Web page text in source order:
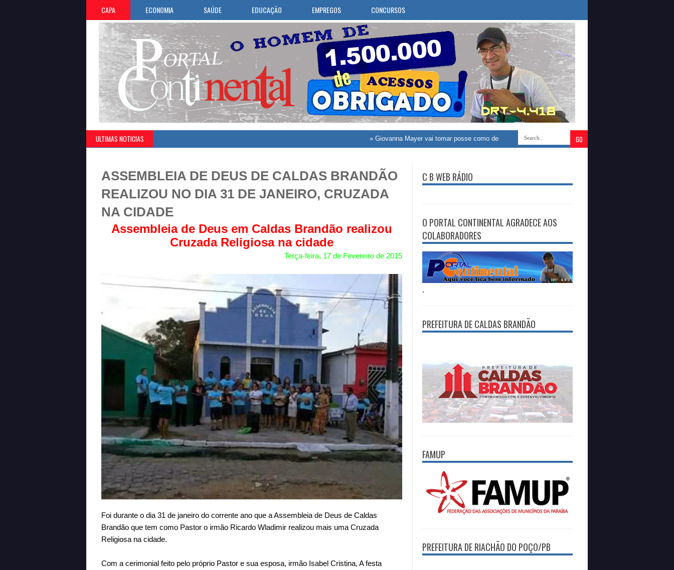
CAPA ECONOMIA SAÚDE EDUCAÇÃO EMPREGOS CONCURSOS
ULTIMAS NOTICIAS Giovanna Mayer vai tomar posse como desembargadora eleitoral »Secretaria de Educação de Caldas Brandão
ASSEMBLEIA DE DEUS DE CALDAS BRANDÃO
REALIZOU NO DIA 31 DE JANEIRO, CRUZADA
NA CIDADE
Assembleia de Deus em Caldas Brandão realizou
Cruzada Religiosa na cidade
Terça-feira, 17 de Fevereiro de 2015
Foi durante o dia 31 de janeiro do corrente ano que a Assembleia de Deus de Caldas
Brandão que tem como Pastor o irmão Ricardo Wladimir realizou mais uma Cruzada
Religiosa na cidade.
Com a cerimonial feito pelo próprio Pastor e sua esposa, irmão Isabel Cristina, A festa
C B WEB RÁDIO
O PORTAL CONTINENTAL AGRADECE AOS
COLABORADORES
.
PREFEITURA DE CALDAS BRANDÃO
FAMUP
PREFEITURA DE RIACHÃO DO POÇO/PB